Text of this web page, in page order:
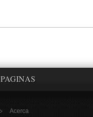
PAGINAS
Acerca